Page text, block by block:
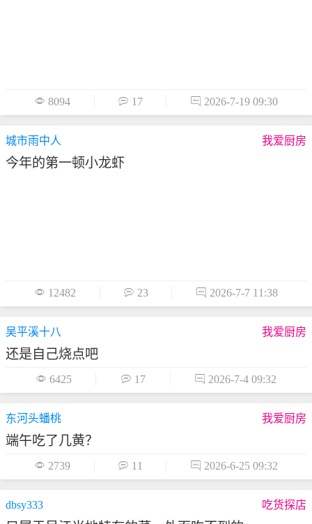
 8094  17  2026-7-19 09:30
城市雨中人 我爱厨房
今年的第一顿小龙虾
 12482  23  2026-7-7 11:38
吴平溪十八 我爱厨房
还是自己烧点吧
 6425  17  2026-7-4 09:32
东河头蟠桃 我爱厨房
端午吃了几黄？
 2739  11  2026-6-25 09:32
dbsy333 吃货探店